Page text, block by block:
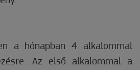
a hónapban 4 alkalommal
Az első alkalommal a